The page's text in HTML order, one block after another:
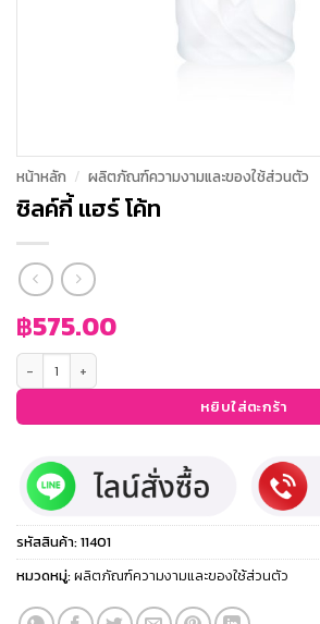
หน้าหลัก / ผลิตภัณฑ์ความงามและของใช้ส่วนตัว
ซิลค์กี้ แฮร์ โค้ท
฿575.00
จำนวน ซิลค์กี้ แฮร์ โค้ท ชิ้น
หยิบใส่ตะกร้า
รหัสสินค้า:11401
หมวดหมู่:ผลิตภัณฑ์ความงามและของใช้ส่วนตัว